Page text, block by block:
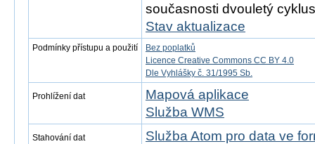
současnosti dvouletý
Stav aktualizace
Podmínky přístupu a použití
Bez poplatků
Licence Creative Commons CC BY 4.0
Dle Vyhlášky č. 31/1995 Sb.
Prohlížení dat
Mapová aplikace
Služba WMS
Stahování dat
Služba Atom pro data ve